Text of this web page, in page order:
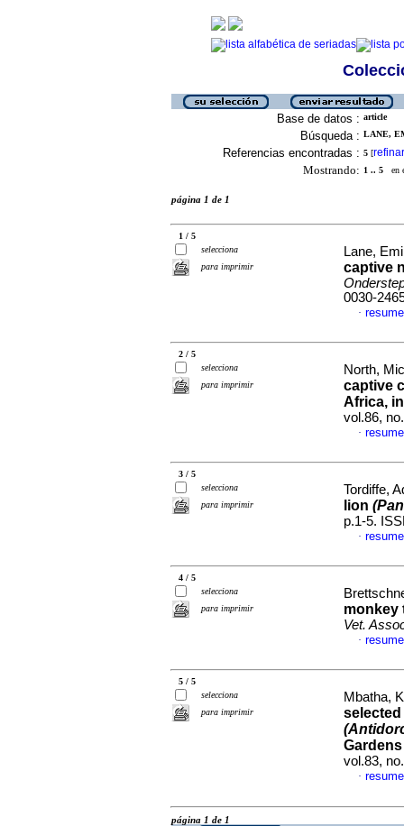
Base de datos : article
Búsqueda : LANE,
Referencias encontradas : 5 [refinar
Mostrando: 1 .. 5 en
página 1 de 1
1 / 5
selecciona
para imprimir
Lane,
captive
0030-
·
2 / 5
selecciona
para imprimir
North,
captive
Africa,
vol.86,
·
3 / 5
selecciona
para imprimir
Tordiffe,
lion
p.1-5.
·
4 / 5
selecciona
para imprimir
monkey
Vet.
·
5 / 5
selecciona
para imprimir
Mbatha,
vol.83,
·
página 1 de 1